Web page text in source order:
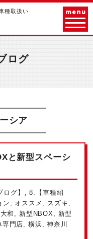
種取扱い menu
ログ
シア
と新型スペーシ
グ】 ,8.【車種紹
ン オススメ スズキ
大和 新型NBOX
新型
専門店 横浜 ,神奈川